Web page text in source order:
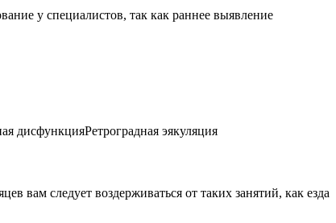
у специалистов, так как раннее выявление
дисфункцияРетроградная эякуляция
вам следует воздерживаться от таких занятий, как езда